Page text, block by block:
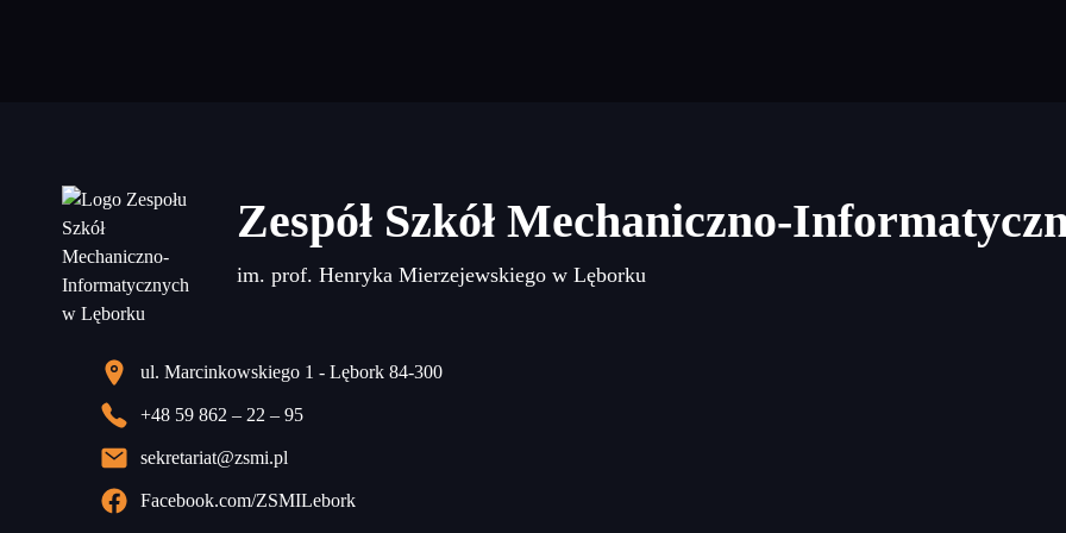
Zespół Szkół Mechaniczno-
im. prof. Henryka Mierzejewskiego w Lęborku
ul. Marcinkowskiego 1 - Lębork 84-300
+48 59 862 – 22 – 95
sekretariat@zsmi.pl
Facebook.com/ZSMILebork